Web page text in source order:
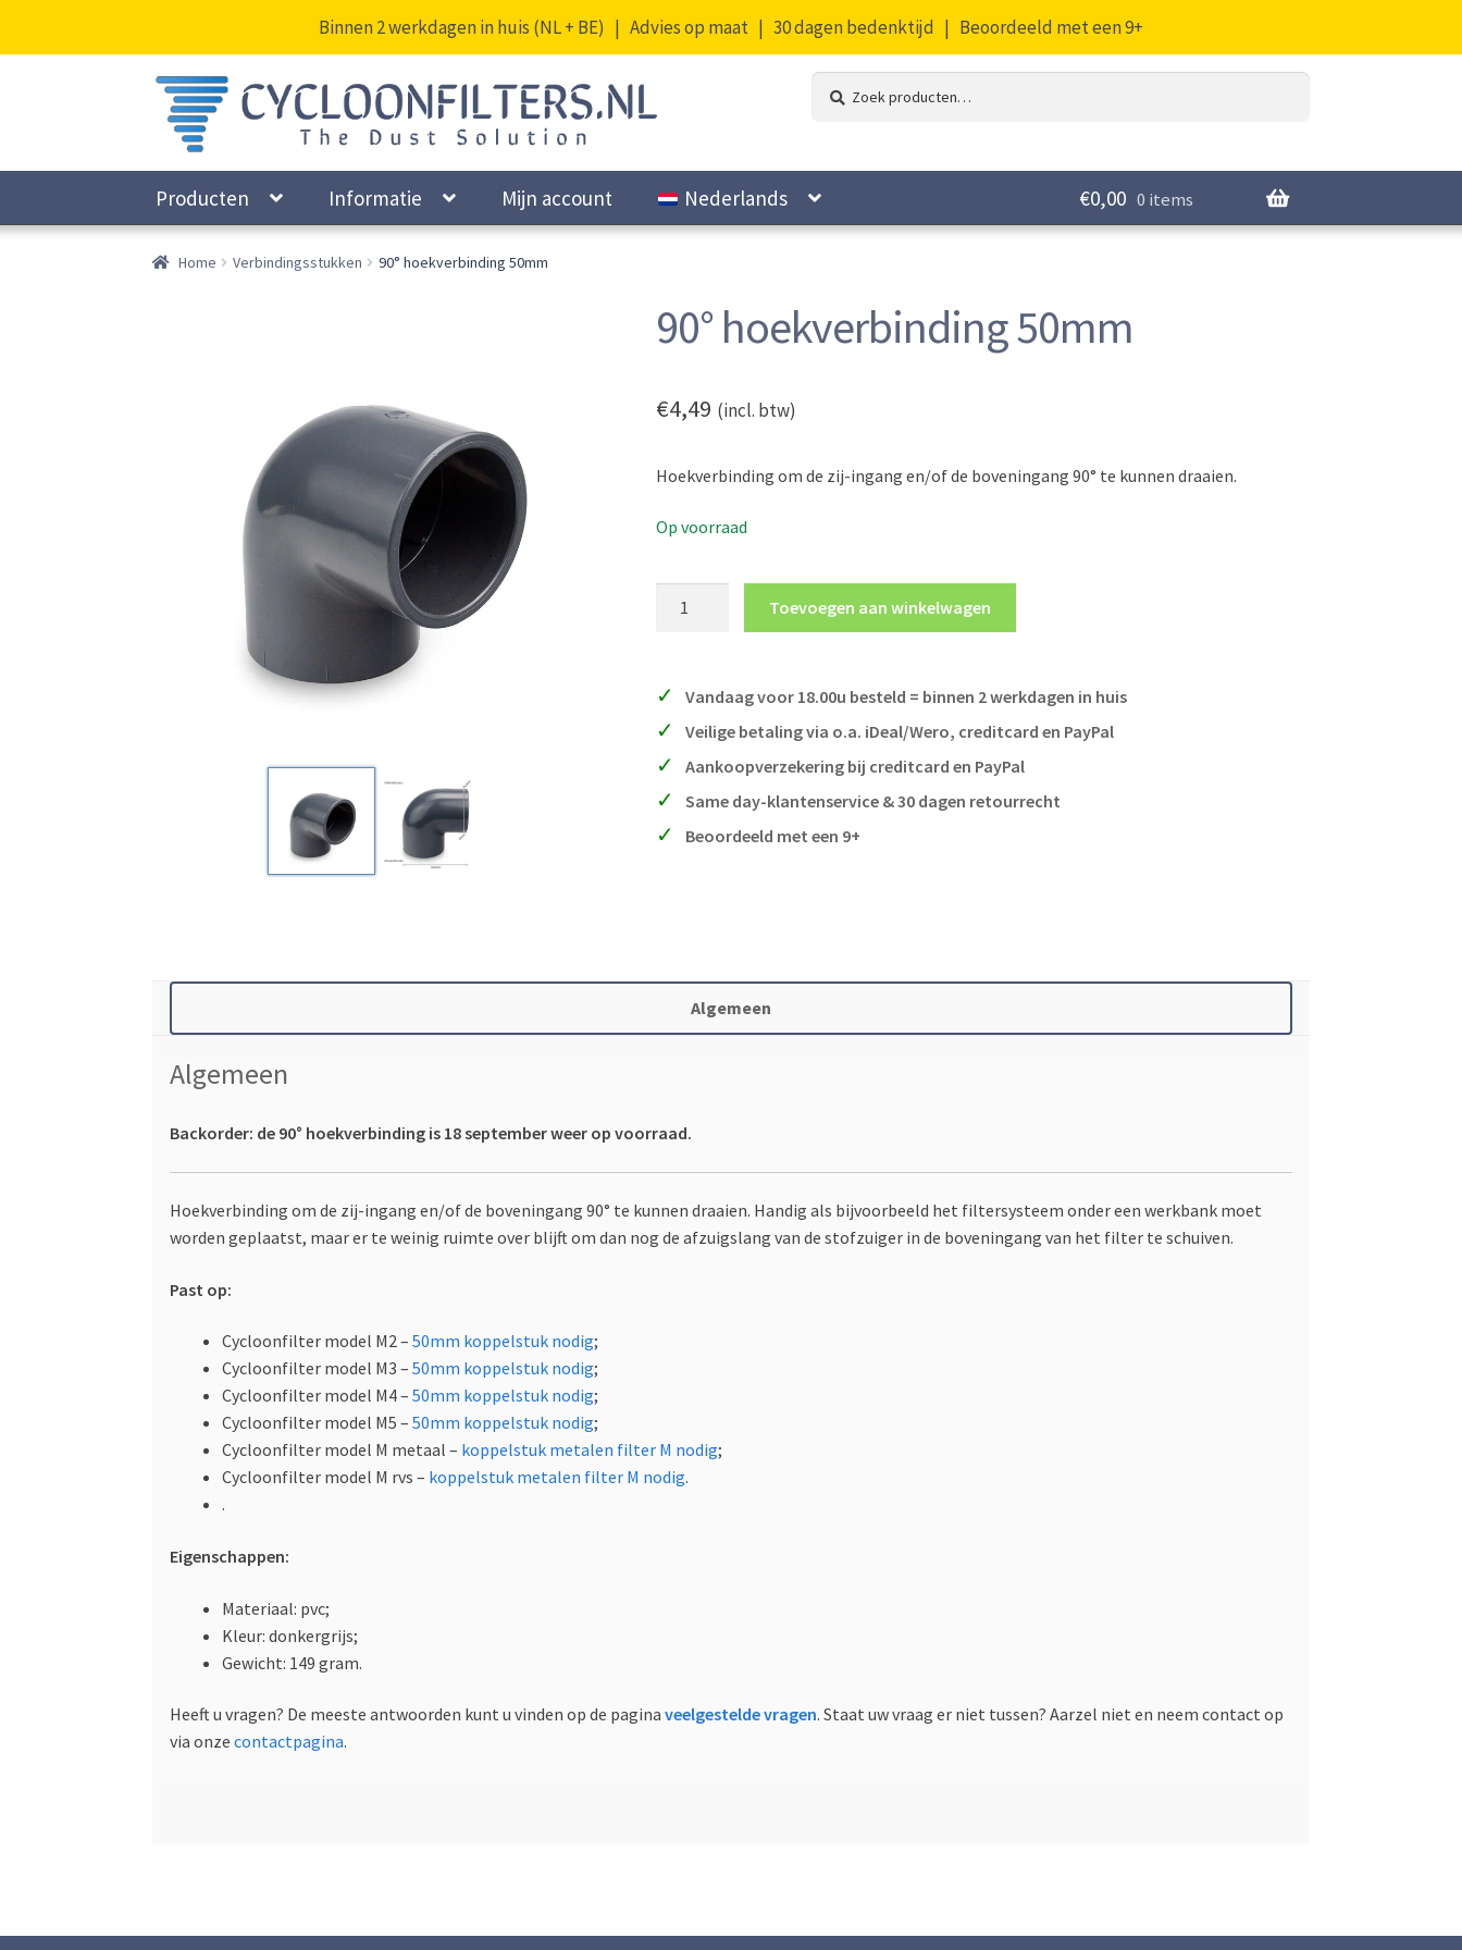
Binnen 2 werkdagen in huis (NL + BE) | Advies op maat | 30 dagen bedenktijd | Beoordeeld met een 9+
Ga
door
naar
navigatie
Ga
naar
inhoud
naar:
Producten Informatie Mijn account Nederlands €0,00 0 items
Home Verbindingsstukken 90° hoekverbinding 50mm
90° hoekverbinding 50mm
€4,49 (incl. btw)
Hoekverbinding om de zij-ingang en/of de boveningang 90° te kunnen draaien.
Op voorraad
Toevoegen aan winkelwagen
Vandaag voor 18.00u besteld = binnen 2 werkdagen in huis
Veilige betaling via o.a. iDeal/Wero, creditcard en PayPal
Aankoopverzekering bij creditcard en PayPal
Same day-klantenservice & 30 dagen retourrecht
Beoordeeld met een 9+
Algemeen
Algemeen
Backorder: de 90° hoekverbinding is 18 september weer op voorraad.
Hoekverbinding om de zij-ingang en/of de boveningang 90° te kunnen draaien. Handig als bijvoorbeeld het filtersysteem onder een werkbank moet
worden geplaatst, maar er te weinig ruimte over blijft om dan nog de afzuigslang van de stofzuiger in de boveningang van het filter te schuiven.
Past op:
Cycloonfilter model M2 –50mm koppelstuk nodig;
Cycloonfilter model M3 –50mm koppelstuk nodig;
Cycloonfilter model M4 –50mm koppelstuk nodig;
Cycloonfilter model M5 –50mm koppelstuk nodig;
Cycloonfilter model M metaal – koppelstuk metalen filter M nodig;
Cycloonfilter model M rvs – koppelstuk metalen filter M nodig.
.
Eigenschappen:
Materiaal: pvc;
Kleur: donkergrijs;
Gewicht: 149 gram.
Heeft u vragen? De meeste antwoorden kunt u vinden op de paginaveelgestelde vragen. Staat uw vraag er niet tussen? Aarzel niet en neem contact op
via onzecontactpagina.